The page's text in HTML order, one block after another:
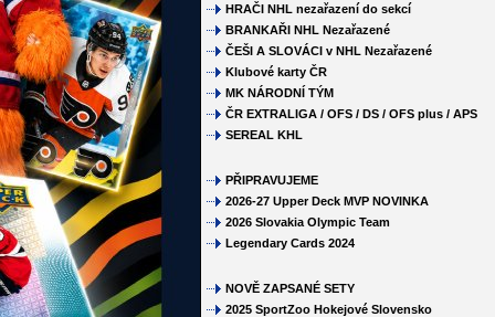
HRAČI NHL nezařazení do sekcí
BRANKAŘI NHL Nezařazené
ČEŠI A SLOVÁCI v NHL Nezařazené
Klubové karty ČR
MK NÁRODNÍ TÝM
ČR EXTRALIGA / OFS / DS / OFS plus / APS
SEREAL KHL
PŘIPRAVUJEME
2026-27 Upper Deck MVP NOVINKA
2026 Slovakia Olympic Team
Legendary Cards 2024
NOVĚ ZAPSANÉ SETY
2025 SportZoo Hokejové Slovensko